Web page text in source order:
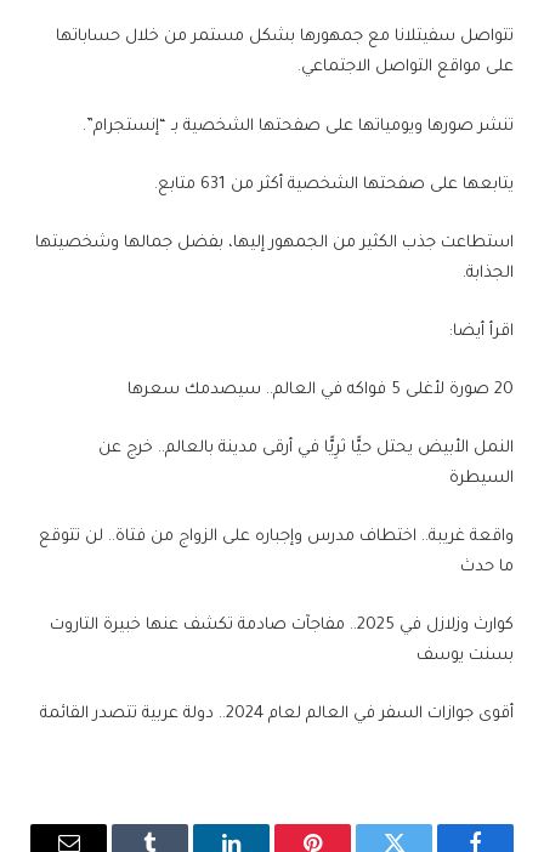
تتواصل سفيتلانا مع جمهورها بشكل مستمر من خلال حساباتها
على مواقع التواصل الاجتماعي.
تنشر صورها ويومياتها على صفحتها الشخصية بـ “إنستجرام”.
يتابعها على صفحتها الشخصية أكثر من 631 متابع.
استطاعت جذب الكثير من الجمهور إليها، بفضل جمالها وشخصيتها
الجذابة.
اقرأ أيضا:
20 صورة لأغلى 5 فواكه في العالم.. سيصدمك سعرها
النمل الأبيض يحتل حيًّا ثرِيًّا في أرقى مدينة بالعالم.. خرج عن
السيطرة
واقعة غريبة.. اختطاف مدرس وإجباره على الزواج من فتاة.. لن تتوقع
ما حدث
كوارث وزلازل في 2025.. مفاجآت صادمة تكشف عنها خبيرة التاروت
بسنت يوسف
أقوى جوازات السفر في العالم لعام 2024.. دولة عربية تتصدر القائمة